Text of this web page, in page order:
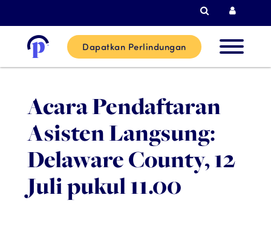
Pencarian
Dapatkan Perlindungan
Baru
Saat Ini
Acara Pendaftaran
Asisten Langsung:
Delaware County, 12
Juli pukul 11.00